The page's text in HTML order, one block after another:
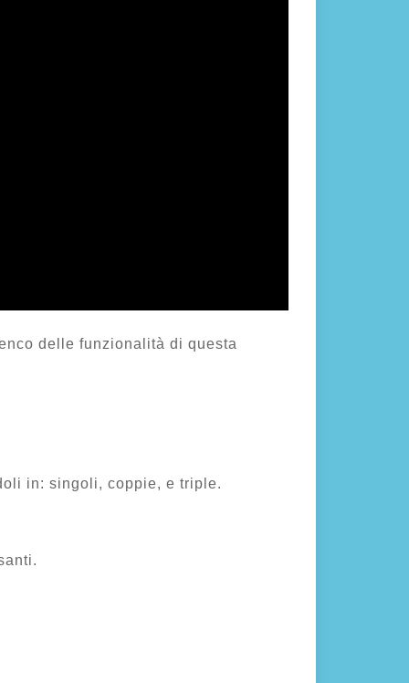
delle funzionalità di questa
in: singoli, coppie, e triple.